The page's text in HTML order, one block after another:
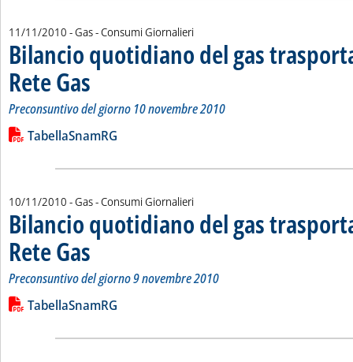
11/11/2010 - Gas - Consumi Giornalieri
Bilancio quotidiano del gas
Rete Gas . Sottotitolo: Preconsuntivo del giorno 10 novembre 2010
. Pubblicata giovedì 11 novembre 2010 alle 14.45.
Preconsuntivo del giorno 10 novembre 2010
Leggi tutta la notizia: 'Bilancio quotidiano del gas
Lista allegati PDF alla notizia
TabellaSnamRG
10/11/2010 - Gas - Consumi Giornalieri
Bilancio quotidiano del gas
Rete Gas . Sottotitolo: Preconsuntivo del giorno 9 novembre 2010
. Pubblicata mercoledì 10 novembre 2010 alle 15.8.
Preconsuntivo del giorno 9 novembre 2010
Leggi tutta la notizia: 'Bilancio quotidiano del gas
Lista allegati PDF alla notizia
TabellaSnamRG